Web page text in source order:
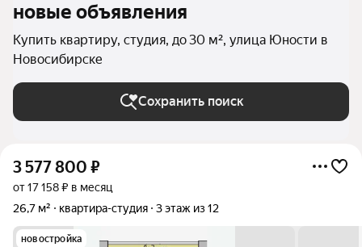
новые объявления
Купить квартиру, студия, до 30 м², улица Юности в
Новосибирске
Сохранить поиск
3 577 800 ₽
от 17 158 ₽ в месяц
26,7 м²
квартира-студия 3 этаж из 12
новостройка